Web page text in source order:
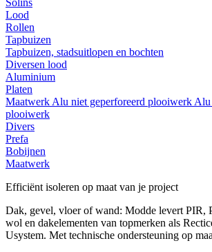
Solins
Lood
Rollen
Tapbuizen
Tapbuizen, stadsuitlopen en bochten
Diversen lood
Aluminium
Platen
Maatwerk Alu niet geperforeerd plooiwerk Alu
plooiwerk
Divers
Prefa
Bobijnen
Maatwerk
Efficiënt isoleren op maat van je project
Dak, gevel, vloer of wand: Modde levert PIR,
wol en dakelementen van topmerken als
Usystem. Met technische ondersteuning op